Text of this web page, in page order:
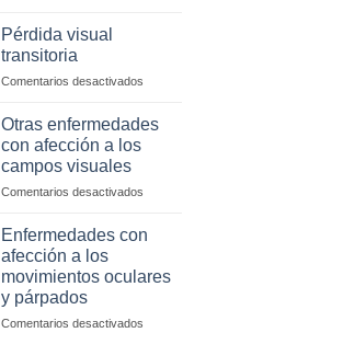
oftalmología
Pérdida visual
transitoria
Comentarios desactivadosen
Otras enfermedades
con afección a los
campos visuales
Comentarios desactivadosen
a
campos
Enfermedades con
afección a los
movimientos oculares
y párpados
Comentarios desactivadosen